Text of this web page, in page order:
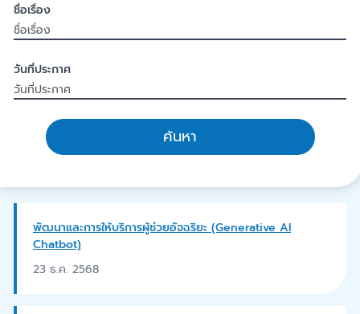
ชื่อเรื่อง
วันที่ประกาศ
ค้นหา
พัฒนาและการให้บริการผู้ช่วยอัจฉริยะ (Generative AI
Chatbot)
23 ธ.ค. 2568